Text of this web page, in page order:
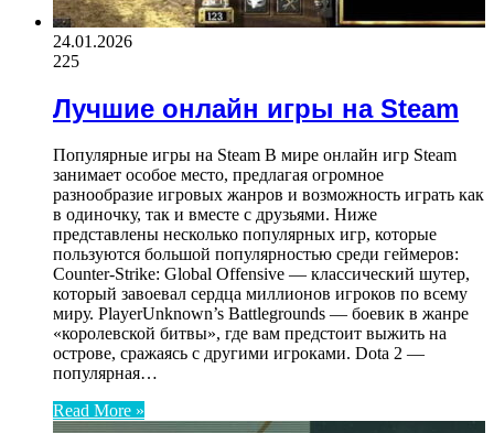
24.01.2026
225
Лучшие онлайн игры на Steam
Популярные игры на Steam В мире онлайн игр Steam
занимает особое место, предлагая огромное
разнообразие игровых жанров и возможность играть как
в одиночку, так и вместе с друзьями. Ниже
представлены несколько популярных игр, которые
пользуются большой популярностью среди геймеров:
Counter-Strike: Global Offensive — классический шутер,
который завоевал сердца миллионов игроков по всему
миру. PlayerUnknown’s Battlegrounds — боевик в жанре
«королевской битвы», где вам предстоит выжить на
острове, сражаясь с другими игроками. Dota 2 —
популярная…
Read More »